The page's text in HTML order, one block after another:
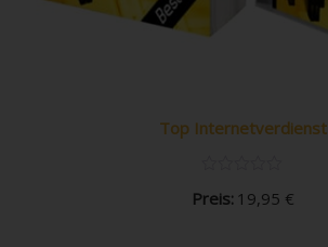
Top Internetverdienst
Preis: 19,95 €